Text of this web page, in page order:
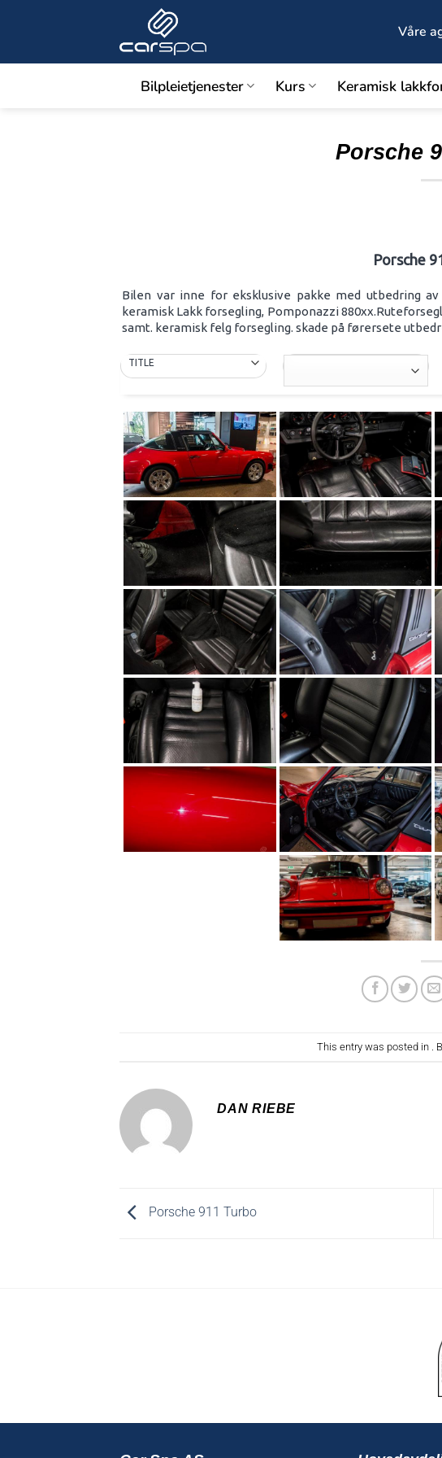
Våre
Bilpleietjenester Kurs Keramisk
Porsche
Porsche
Bilen var inne for eksklusive pakke med utbedring
keramisk Lakk forsegling, Pomponazzi
samt. keramisk felg forsegling. skade på førersete
This entry was posted in .
DAN RIEBE
Porsche 911 Turbo